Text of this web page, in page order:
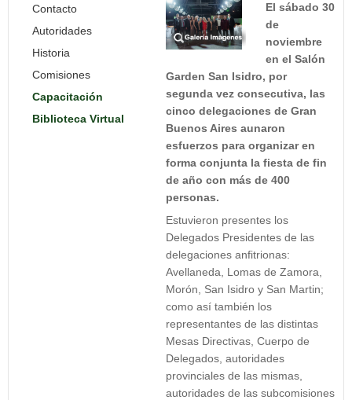
Contacto
Autoridades
Historia
Comisiones
Capacitación
Biblioteca Virtual
El sábado 30
de
noviembre
en el Salón
Garden San Isidro, por
segunda vez consecutiva, las
cinco delegaciones de Gran
Buenos Aires aunaron
esfuerzos para organizar en
forma conjunta la fiesta de fin
de año con más de 400
personas.
Estuvieron presentes los
Delegados Presidentes de las
delegaciones anfitrionas:
Avellaneda, Lomas de Zamora,
Morón, San Isidro y San Martin;
como así también los
representantes de las distintas
Mesas Directivas, Cuerpo de
Delegados, autoridades
provinciales de las mismas,
autoridades de las subcomisiones